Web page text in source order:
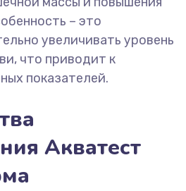
– это
увеличивать уровень
что приводит к
показателей.
Акватест